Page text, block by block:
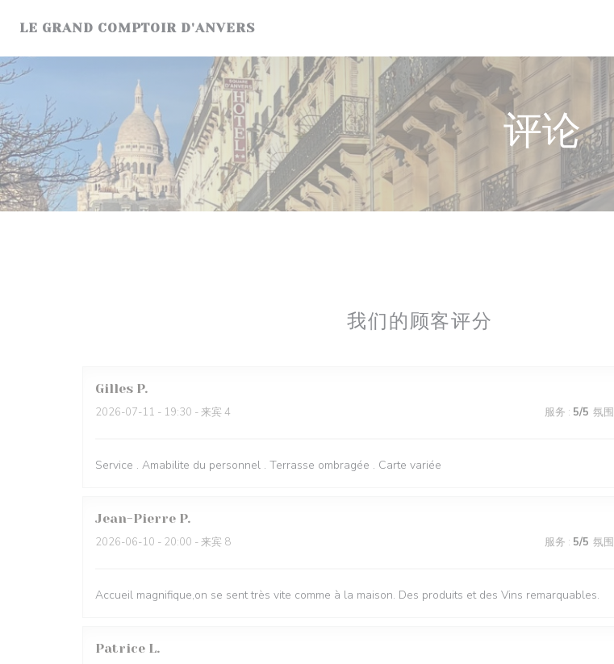
LE GRAND COMPTOIR D'ANVERS
评论
我们的顾客评分
Gilles P
2026-07-11 - 19:30 - 来宾 4 服务 : 5/5 氛围
Service . Amabilite du personnel . Terrasse ombragée . Carte variée
Jean-Pierre P
2026-06-10 - 20:00 - 来宾 8 服务 : 5/5 氛围
Accueil magnifique,on se sent très vite comme à la maison. Des produits et des Vins remarquables.
Patrice L